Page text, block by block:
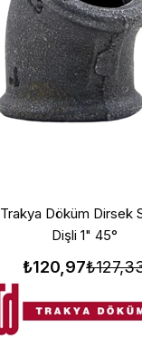
Trakya Döküm Dirsek
Dişli 1" 45°
₺120,97